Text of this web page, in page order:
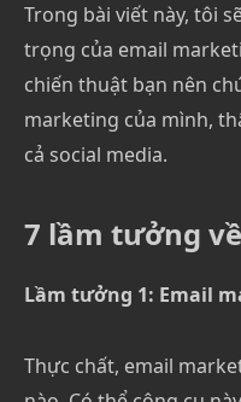
Trong bài viết này, tôi
trọng của email
chiến thuật bạn nên
marketing của mình,
cả social media.
7 lầm tưởng
Lầm tưởng 1: Email
Thực chất, email